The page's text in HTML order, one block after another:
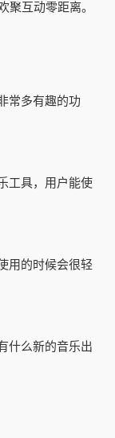
聚互动零距离。
常多有趣的功
工具，用户能使
用的时候会很轻
什么新的音乐出